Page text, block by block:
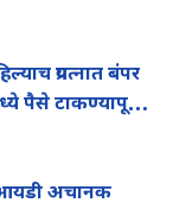
प्रयत्नात बंपर
पैसे टाकण्यापूर्वी
अचानक